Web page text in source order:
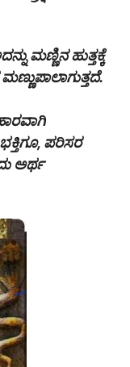
ಮಣ್ಣಿನ ಹುತ್ತಕ್ಕೆ
ಪರಿಸರ
ಅರ್ಥ